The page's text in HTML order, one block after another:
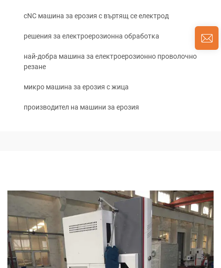
cNC машина за ерозия с въртящ се електрод
решения за електроерозионна обработка
най-добра машина за електроерозионно проволочно
резане
микро машина за ерозия с жица
производител на машини за ерозия